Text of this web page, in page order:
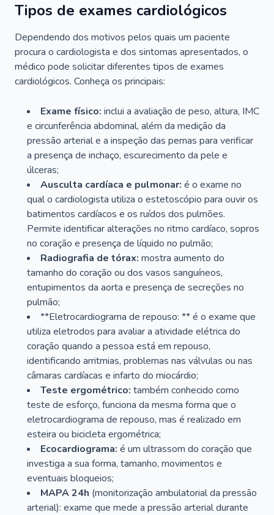
Tipos de exames cardiológicos
Dependendo dos motivos pelos quais um paciente
procura o cardiologista e dos sintomas apresentados, o
médico pode solicitar diferentes tipos de exames
cardiológicos. Conheça os principais:
Exame físico: inclui a avaliação de peso, altura, IMC
e circunferência abdominal, além da medição da
pressão arterial e a inspeção das pernas para verificar
a presença de inchaço, escurecimento da pele e
úlceras;
Ausculta cardíaca e pulmonar: é o exame no
qual o cardiologista utiliza o estetoscópio para ouvir os
batimentos cardíacos e os ruídos dos pulmões.
Permite identificar alterações no ritmo cardíaco, sopros
no coração e presença de líquido no pulmão;
Radiografia de tórax: mostra aumento do
tamanho do coração ou dos vasos sanguíneos,
entupimentos da aorta e presença de secreções no
pulmão;
**Eletrocardiograma de repouso: ** é o exame que
utiliza eletrodos para avaliar a atividade elétrica do
coração quando a pessoa está em repouso,
identificando arritmias, problemas nas válvulas ou nas
câmaras cardíacas e infarto do miocárdio;
Teste ergométrico: também conhecido como
teste de esforço, funciona da mesma forma que o
eletrocardiograma de repouso, mas é realizado em
esteira ou bicicleta ergométrica;
Ecocardiograma: é um ultrassom do coração que
investiga a sua forma, tamanho, movimentos e
eventuais bloqueios;
MAPA 24h (monitorização ambulatorial da pressão
arterial): exame que mede a pressão arterial durante